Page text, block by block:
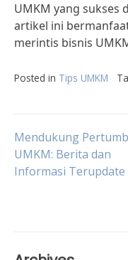
UMKM yang sukses
artikel ini
merintis bisnis
Posted in Tips UMKM
Post
navigation
Mendukung
UMKM: Berita dan
Informasi Terupdate